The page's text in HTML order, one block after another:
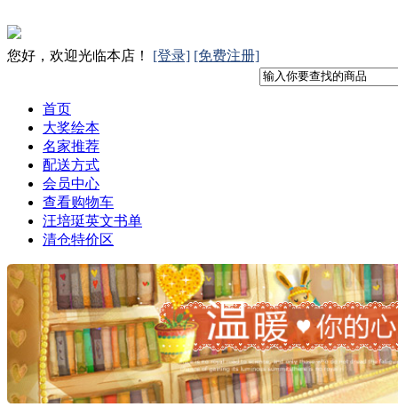
您好，欢迎光临本店！ [登录] [免费注册]
首页
大奖绘本
名家推荐
配送方式
会员中心
查看购物车
汪培珽英文书单
清仓特价区